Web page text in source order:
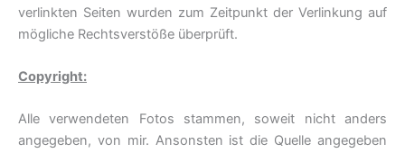
verlinkten Seiten wurden zum Zeitpunkt der Verlinkung auf
mögliche Rechtsverstöße überprüft.
Copyright:
Alle verwendeten Fotos stammen, soweit nicht anders
angegeben, von mir. Ansonsten ist die Quelle angegeben